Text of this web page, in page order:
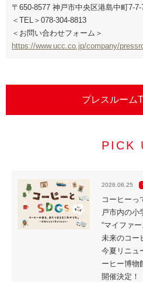
〒650-8577 神戸市中央区港島中町7-7-
＜TEL＞078-304-8813
＜お問い合わせフォーム＞
https://www.ucc.co.jp/company/
プレスルーム
PICK
2026.06.25
コーヒーっ
戸市内の小
“マイファ
未来のコー
今夏リニュ
ーヒー博物
開催決定！